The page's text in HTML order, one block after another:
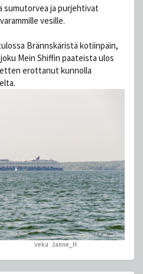
sumutorvea ja purjehtivat
vesille.
Brännskäristä kotiinpäin,
Mein Shiffin paateista ulos
erottanut kunnolla
veka Janne_H